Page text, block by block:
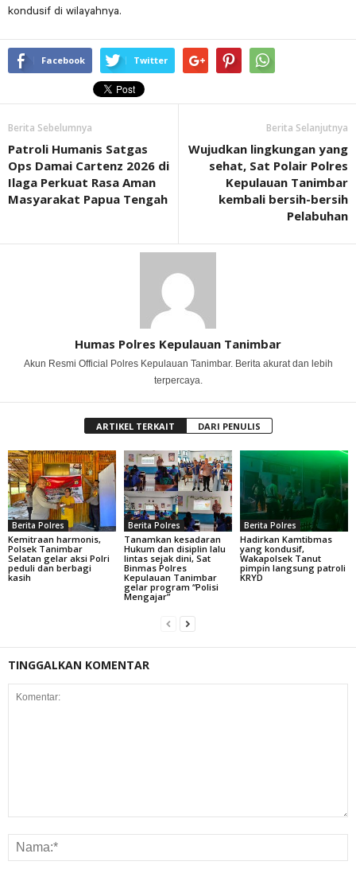
kondusif di wilayahnya.
Facebook Twitter
Berita Sebelumnya
Patroli Humanis Satgas
Ops Damai Cartenz 2026 di
Ilaga Perkuat Rasa Aman
Masyarakat Papua Tengah
Berita Selanjutnya
Wujudkan lingkungan yang
sehat, Sat Polair Polres
Kepulauan Tanimbar
kembali bersih-bersih
Pelabuhan
Humas Polres Kepulauan Tanimbar
Akun Resmi Official Polres Kepulauan Tanimbar. Berita akurat dan lebih
terpercaya.
ARTIKEL TERKAIT DARI PENULIS
Berita Polres
Kemitraan harmonis,
Polsek Tanimbar
Selatan gelar aksi Polri
peduli dan berbagi
kasih
Berita Polres
Tanamkan kesadaran
Hukum dan disiplin lalu
lintas sejak dini, Sat
Binmas Polres
Kepulauan Tanimbar
gelar program “Polisi
Mengajar”
Berita Polres
Hadirkan Kamtibmas
yang kondusif,
Wakapolsek Tanut
pimpin langsung patroli
KRYD
TINGGALKAN KOMENTAR